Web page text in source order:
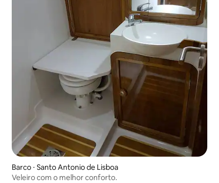
Barco ⋅ Santo Antonio de Lisboa
Veleiro com o melhor conforto.